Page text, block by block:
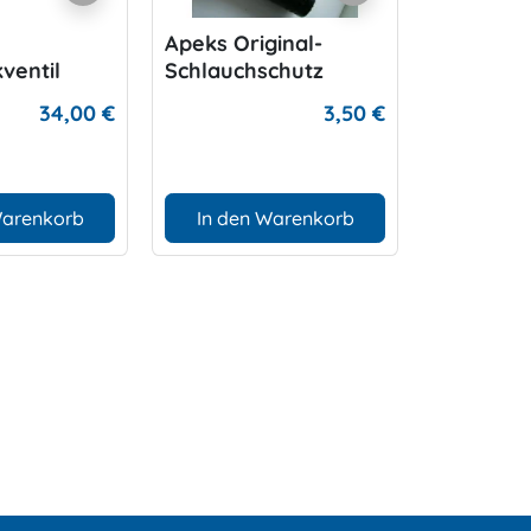
34,00 €
Apeks Original-
Schlauchschutz
3,50 €
In den Warenkorb